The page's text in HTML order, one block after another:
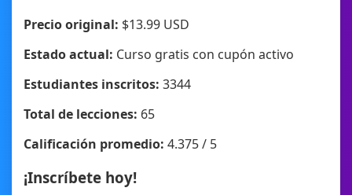
Precio original: $13.99 USD
Estado actual: Curso gratis con cupón activo
Estudiantes inscritos: 3344
Total de lecciones: 65
Calificación promedio: 4.375 / 5
¡Inscríbete hoy!